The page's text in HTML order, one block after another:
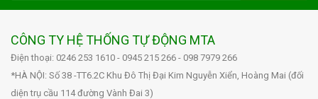
CÔNG TY HỆ THỐNG TỰ ĐỘNG MTA
Điện thoại: 0246 253 1610 - 0945 215 266 - 098 7979 266
*HÀ NỘI: Số 38 -TT6.2C Khu Đô Thị Đại Kim Nguyễn Xiển, Hoàng Mai (đối
diện trụ cầu 114 đường Vành Đai 3)